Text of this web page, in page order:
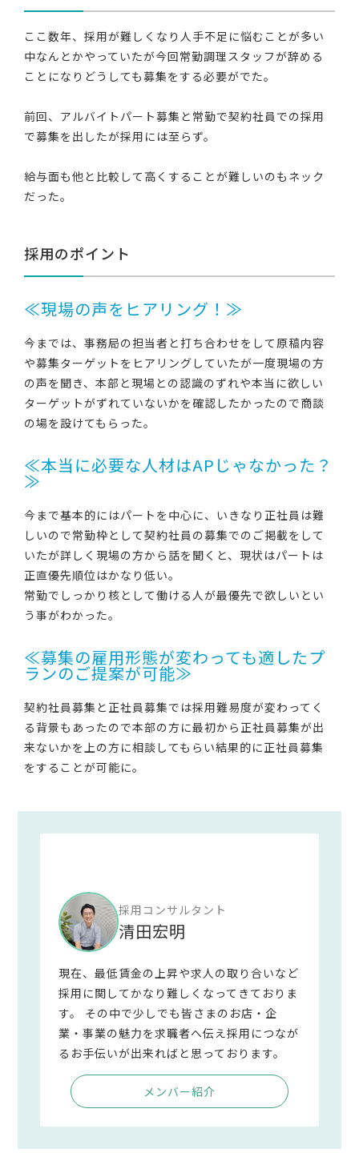
ここ数年、採用が難しくなり人手不足に悩むことが多い
中なんとかやっていたが今回常勤調理スタッフが辞める
ことになりどうしても募集をする必要がでた。
前回、アルバイトパート募集と常勤で契約社員での採用
で募集を出したが採用には至らず。
給与面も他と比較して高くすることが難しいのもネック
だった。
採用のポイント
≪現場の声をヒアリング！≫
今までは、事務局の担当者と打ち合わせをして原稿内容
や募集ターゲットをヒアリングしていたが一度現場の方
の声を聞き、本部と現場との認識のずれや本当に欲しい
ターゲットがずれていないかを確認したかったので商談
の場を設けてもらった。
≪本当に必要な人材はAPじゃなかった？
≫
今まで基本的にはパートを中心に、いきなり正社員は難
しいので常勤枠として契約社員の募集でのご掲載をして
いたが詳しく現場の方から話を聞くと、現状はパートは
正直優先順位はかなり低い。
常勤でしっかり核として働ける人が最優先で欲しいとい
う事がわかった。
≪募集の雇用形態が変わっても適したプ
ランのご提案が可能≫
契約社員募集と正社員募集では採用難易度が変わってく
る背景もあったので本部の方に最初から正社員募集が出
来ないかを上の方に相談してもらい結果的に正社員募集
をすることが可能に。
採用コンサルタント
清田宏明
現在、最低賃金の上昇や求人の取り合いなど
採用に関してかなり難しくなってきておりま
す。 その中で少しでも皆さまのお店・企
業・事業の魅力を求職者へ伝え採用につなが
るお手伝いが出来ればと思っております。
メンバー紹介